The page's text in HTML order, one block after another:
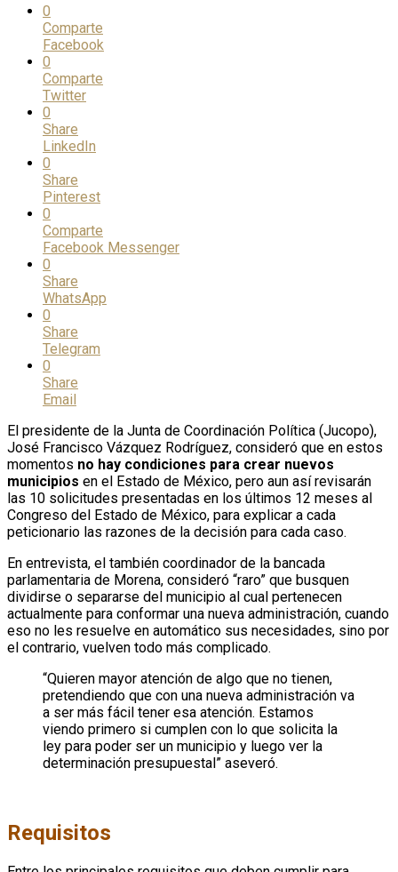
0
Comparte
Facebook
0
Comparte
Twitter
0
Share
LinkedIn
0
Share
Pinterest
0
Comparte
Facebook Messenger
0
Share
WhatsApp
0
Share
Telegram
0
Share
Email
El presidente de la Junta de Coordinación Política (Jucopo),
José Francisco Vázquez Rodríguez, consideró que en estos
momentos no hay condiciones para crear nuevos
municipios en el Estado de México, pero aun así revisarán
las 10 solicitudes presentadas en los últimos 12 meses al
Congreso del Estado de México, para explicar a cada
peticionario las razones de la decisión para cada caso.
En entrevista, el también coordinador de la bancada
parlamentaria de Morena, consideró “raro” que busquen
dividirse o separarse del municipio al cual pertenecen
actualmente para conformar una nueva administración, cuando
eso no les resuelve en automático sus necesidades, sino por
el contrario, vuelven todo más complicado.
“Quieren mayor atención de algo que no tienen,
pretendiendo que con una nueva administración va
a ser más fácil tener esa atención. Estamos
viendo primero si cumplen con lo que solicita la
ley para poder ser un municipio y luego ver la
determinación presupuestal” aseveró.
Requisitos